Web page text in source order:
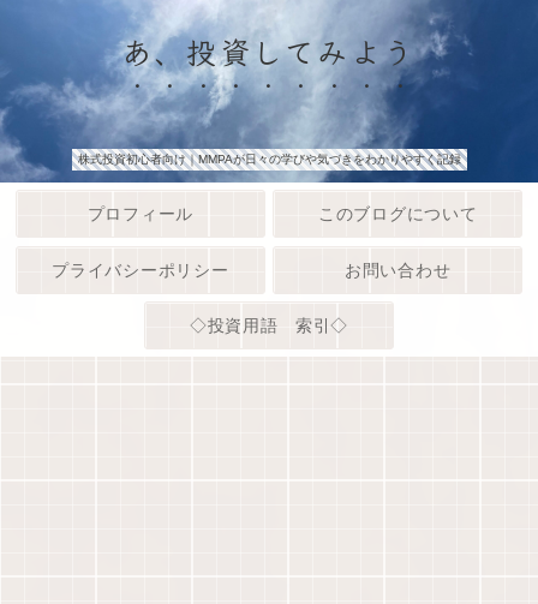
あ、投資してみよう
株式投資初心者向け｜MMPAが日々の学びや気づきをわかりやすく記録
プロフィール このブログについて
プライバシーポリシー お問い合わせ
◇投資用語 索引◇